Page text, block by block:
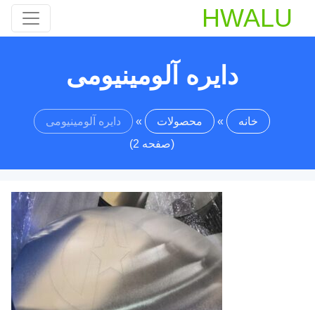
HWALU
دایره آلومینیومی
خانه » محصولات »
دایره آلومینیومی
(صفحه 2)